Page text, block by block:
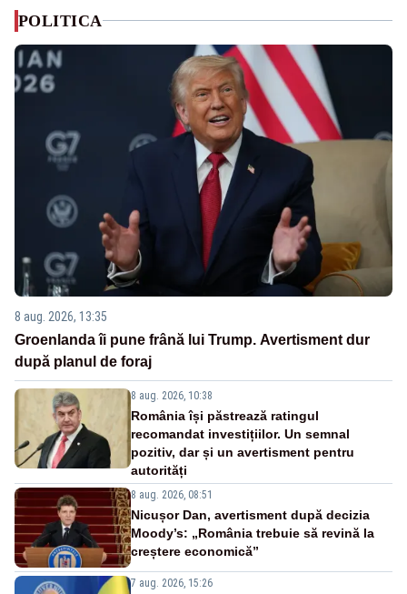
POLITICA
8 aug. 2026, 13:35
Groenlanda îi pune frână lui Trump. Avertisment dur
după planul de foraj
8 aug. 2026, 10:38
România își păstrează ratingul
recomandat investițiilor. Un semnal
pozitiv, dar și un avertisment pentru
autorități
8 aug. 2026, 08:51
Nicușor Dan, avertisment după decizia
Moody’s: „România trebuie să revină la
creștere economică”
7 aug. 2026, 15:26